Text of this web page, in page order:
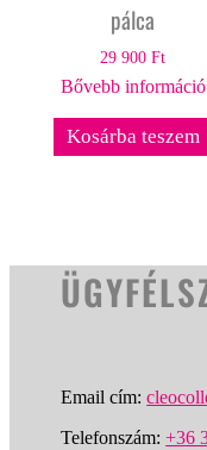
pálca
29 900Ft
Bővebb információ
Kosárba teszem
Email cím:
Telefonszám:+36